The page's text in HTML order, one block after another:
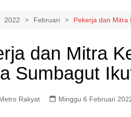
Hiburan
Olahraga
Otomotif
Sosial & Budaya
2022 Februari Pekerja dan Mitra
dan Mitra
Sumbagut
Rakyat Minggu 6 Februari